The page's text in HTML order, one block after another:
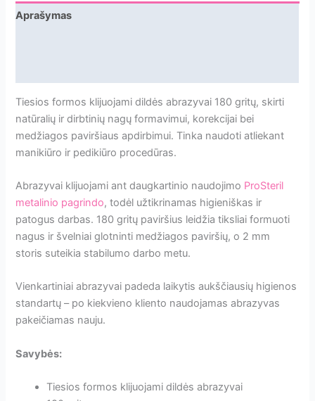
Aprašymas
Tiesios formos klijuojami dildės abrazyvai 180 gritų, skirti
natūralių ir dirbtinių nagų formavimui, korekcijai bei
medžiagos paviršiaus apdirbimui. Tinka naudoti atliekant
manikiūro ir pedikiūro procedūras.
Abrazyvai klijuojami ant daugkartinio naudojimo ProSteril
metalinio pagrindo, todėl užtikrinamas higieniškas ir
patogus darbas. 180 gritų paviršius leidžia tiksliai formuoti
nagus ir švelniai glotninti medžiagos paviršių, o 2 mm
storis suteikia stabilumo darbo metu.
Vienkartiniai abrazyvai padeda laikytis aukščiausių higienos
standartų – po kiekvieno kliento naudojamas abrazyvas
pakeičiamas nauju.
Savybės:
Tiesios formos klijuojami dildės abrazyvai